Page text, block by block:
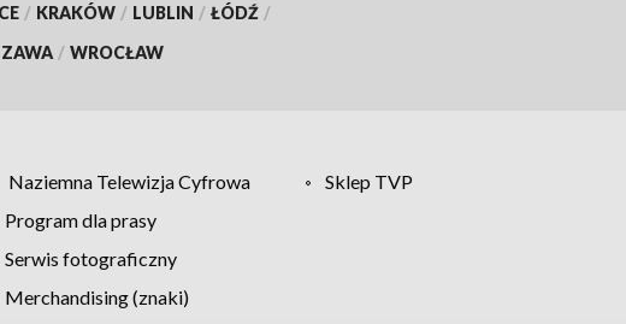
/ KRAKÓW / LUBLIN / ŁÓDŹ /
/ WROCŁAW
Naziemna Telewizja Cyfrowa
Sklep TVP
Program dla prasy
Serwis fotograficzny
Merchandising (znaki)